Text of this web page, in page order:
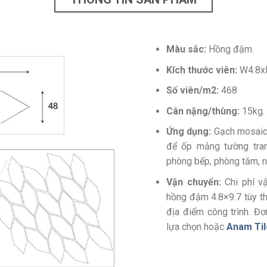
Màu sắc: Hồng đậm.
Kích thước viên:
Số viên/m2: 468
Cân nặng/thùng: 15kg.
Ứng dụng: Gạch
để ốp mảng tường
phòng bếp, phòng tắm,
Vận chuyển: Chi phí
hồng đậm 4.8×9.7 tùy
địa điểm công trình.
lựa chọn hoặc Anam